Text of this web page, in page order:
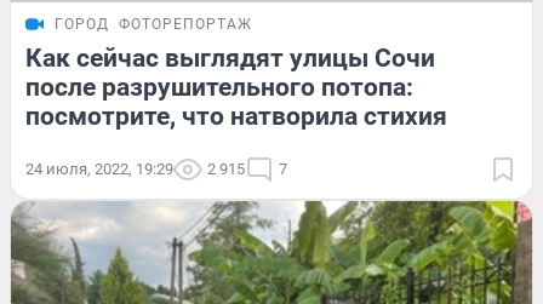
ГОРОД ФОТОРЕПОРТАЖ
Как сейчас выглядят улицы Сочи
после разрушительного потопа:
посмотрите, что натворила стихия
24 июля, 2022, 19:29 2 915 7